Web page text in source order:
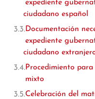
expediente
ciudadano español
Documentación
expediente
ciudadano
Procedimiento
mixto
Celebración del